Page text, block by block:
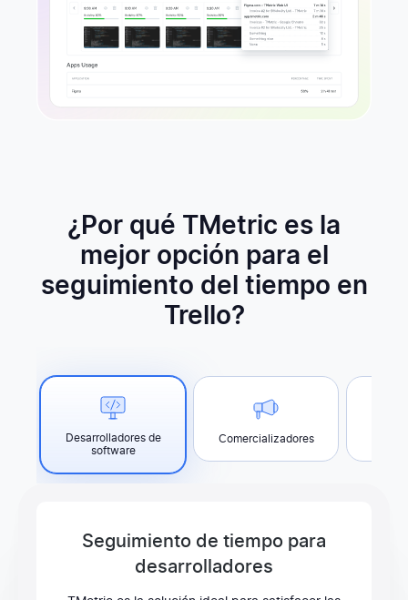
¿Por qué TMetric es la
mejor opción para el
seguimiento del tiempo en
Trello?
Desarrolladores de
software
Comercializadores
Seguimiento de tiempo para
desarrolladores